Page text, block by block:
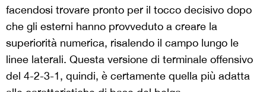
facendosi trovare pronto per il tocco decisivo dopo
che gli esterni hanno provveduto a creare la
superiorità numerica, risalendo il campo lungo le
linee laterali. Questa versione di terminale offensivo
del 4-2-3-1, quindi, è certamente quella più adatta